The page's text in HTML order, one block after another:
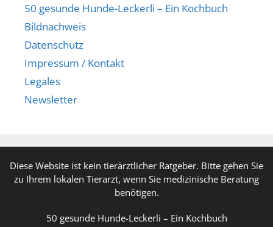
50 gesunde Hunde-Leckerli – Ein Kochbuch
Bildnachweis
Datenschutz
Impressum / Kontakt
Legales
Newsletter
Diese Website ist kein tierärztlicher Ratgeber. Bitte gehen Sie
zu Ihrem lokalen Tierarzt, wenn Sie medizinische Beratung
benötigen.
50 gesunde Hunde-Leckerli – Ein Kochbuch